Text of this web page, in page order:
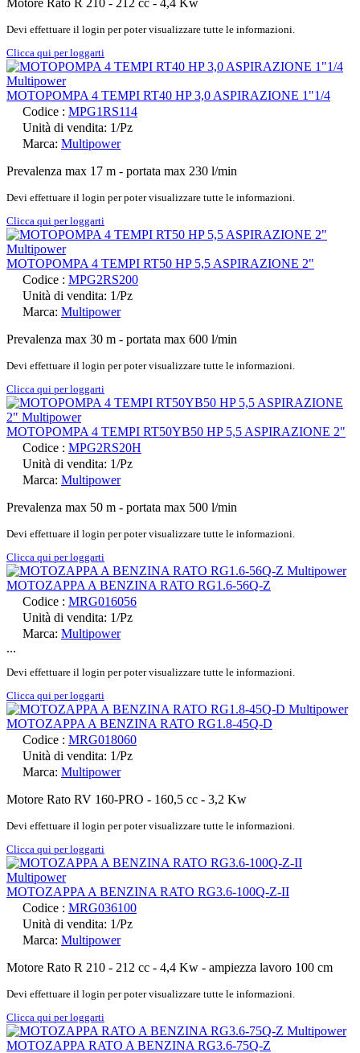
Motore Rato R 210 - 212 cc - 4,4 Kw
Devi effettuare il login per poter visualizzare tutte le informazioni.
Clicca qui per loggarti
MOTOPOMPA 4 TEMPI RT40 HP 3,0 ASPIRAZIONE 1"1/4
Codice : MPG1RS114
Unità di vendita: 1/Pz
Marca: Multipower
Prevalenza max 17 m - portata max 230 l/min
Devi effettuare il login per poter visualizzare tutte le informazioni.
Clicca qui per loggarti
MOTOPOMPA 4 TEMPI RT50 HP 5,5 ASPIRAZIONE 2"
Codice : MPG2RS200
Unità di vendita: 1/Pz
Marca: Multipower
Prevalenza max 30 m - portata max 600 l/min
Devi effettuare il login per poter visualizzare tutte le informazioni.
Clicca qui per loggarti
MOTOPOMPA 4 TEMPI RT50YB50 HP 5,5 ASPIRAZIONE 2"
Codice : MPG2RS20H
Unità di vendita: 1/Pz
Marca: Multipower
Prevalenza max 50 m - portata max 500 l/min
Devi effettuare il login per poter visualizzare tutte le informazioni.
Clicca qui per loggarti
MOTOZAPPA A BENZINA RATO RG1.6-56Q-Z
Codice : MRG016056
Unità di vendita: 1/Pz
Marca: Multipower
...
Devi effettuare il login per poter visualizzare tutte le informazioni.
Clicca qui per loggarti
MOTOZAPPA A BENZINA RATO RG1.8-45Q-D
Codice : MRG018060
Unità di vendita: 1/Pz
Marca: Multipower
Motore Rato RV 160-PRO - 160,5 cc - 3,2 Kw
Devi effettuare il login per poter visualizzare tutte le informazioni.
Clicca qui per loggarti
MOTOZAPPA A BENZINA RATO RG3.6-100Q-Z-II
Codice : MRG036100
Unità di vendita: 1/Pz
Marca: Multipower
Motore Rato R 210 - 212 cc - 4,4 Kw - ampiezza lavoro 100 cm
Devi effettuare il login per poter visualizzare tutte le informazioni.
Clicca qui per loggarti
MOTOZAPPA RATO A BENZINA RG3.6-75Q-Z